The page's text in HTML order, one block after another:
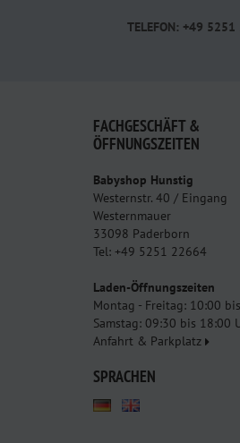
TELEFON: +49
FACHGESCHÄFT &
ÖFFNUNGSZEITEN
Babyshop Hunstig
Westernstr. 40 / Eingang
Westernmauer
33098 Paderborn
Tel: +49 5251 22664
Laden-Öffnungszeiten
Montag - Freitag: 10:00
Samstag: 09:30 bis 18:00
Anfahrt & Parkplatz
SPRACHEN